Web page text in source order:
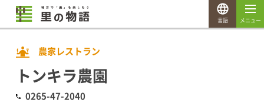
農家レストラン
トンキラ農園
0265-47-2040
メニュー
言語